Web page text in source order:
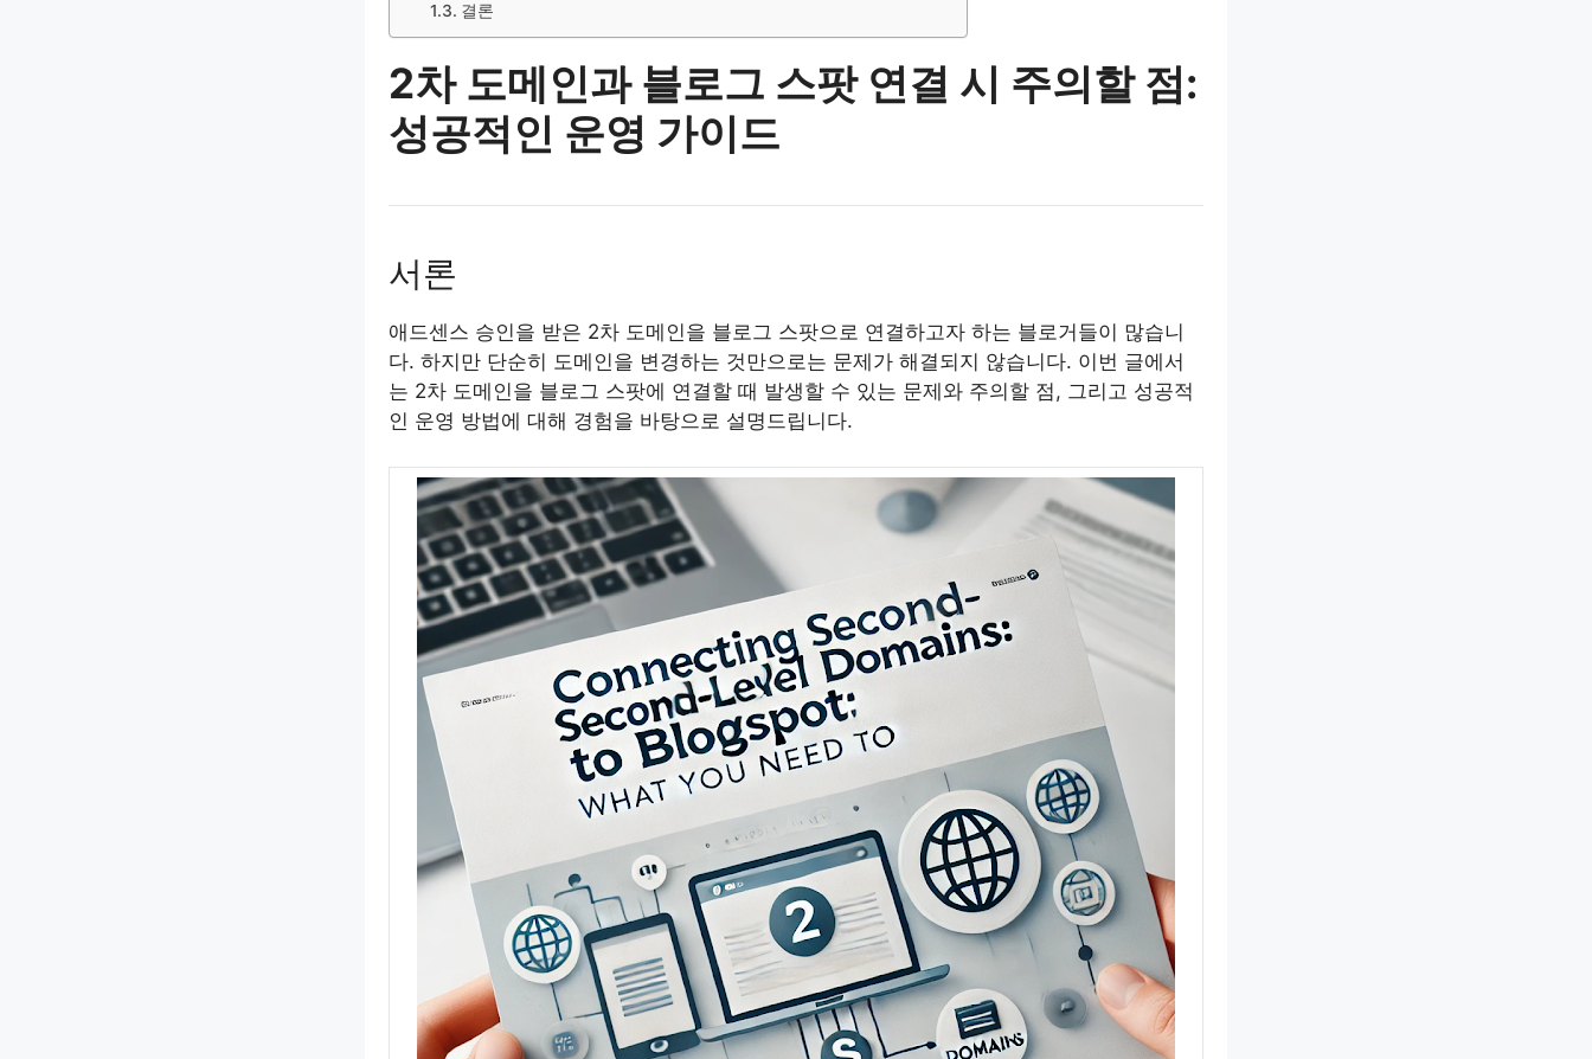
결론
2차 도메인과 블로그 스팟 연결 시 주의할 점:
성공적인 운영 가이드
서론
애드센스 승인을 받은 2차 도메인을 블로그 스팟으로 연결하고자 하는 블로거들이 많습니
다. 하지만 단순히 도메인을 변경하는 것만으로는 문제가 해결되지 않습니다. 이번 글에서
는 2차 도메인을 블로그 스팟에 연결할 때 발생할 수 있는 문제와 주의할 점, 그리고 성공적
인 운영 방법에 대해 경험을 바탕으로 설명드립니다.